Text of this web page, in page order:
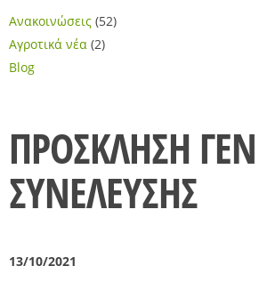
Ανακοινώσεις (52)
Αγροτικά νέα (2)
Blog
ΠΡΟΣΚΛΗΣΗ
ΣΥΝΕΛΕΥΣΗΣ
13/10/2021